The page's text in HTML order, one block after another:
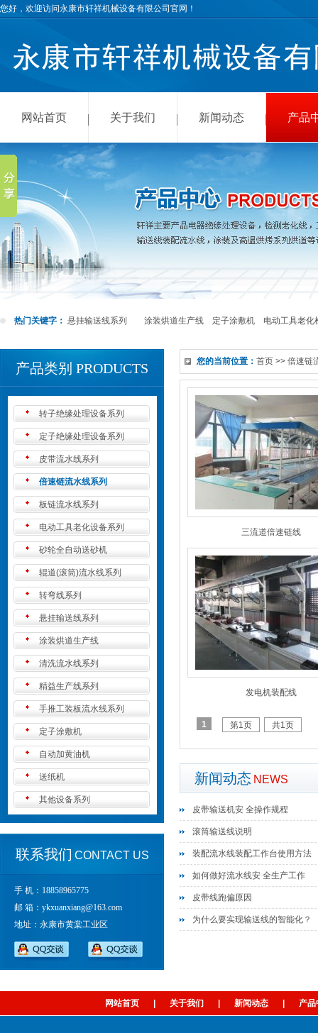
您好，欢迎访问永康市轩祥机械设备有限公司官网！
网站首页 关于我们 新闻动态 产品
热门关键字： 悬挂输送线系列 涂装烘道生产线 定子涂敷机 电动工具老化
产品类别 PRODUCTS
转子绝缘处理设备系列
定子绝缘处理设备系列
皮带流水线系列
倍速链流水线系列
板链流水线系列
电动工具老化设备系列
砂轮全自动送砂机
辊道(滚筒)流水线系列
转弯线系列
悬挂输送线系列
涂装烘道生产线
清洗流水线系列
精益生产线系列
手推工装板流水线系列
定子涂敷机
自动加黄油机
送纸机
其他设备系列
联系我们 CONTACT US
手 机：18858965775
邮 箱： ykxuanxiang@163.com
地址：永康市黄棠工业区
您的当前位置： 首页 >> 倍速链
三流道倍速链线
发电机装配线
1 第1页 共1页
新闻动态 NEWS
皮带输送机安 全操作规程
滚筒输送线说明
装配流水线装配工作台使用方法
如何做好流水线安 全生产工作
皮带线跑偏原因
为什么要实现输送线的智能化？
网站首页 关于我们 新闻动态 产品